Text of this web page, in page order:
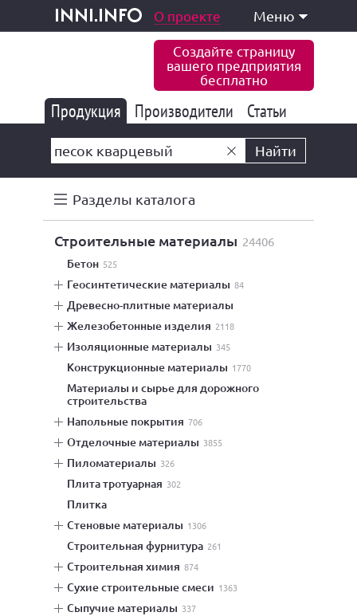
inni.info
и услуги О проекте Меню
Создайте страницу
вашего предприятия
бесплатно
Продукция 177 847
Производители 6 777
Статьи
Найти
Разделы каталога
строительные материалы 24406
бетон 525
геосинтетические материалы 84
древесно-плитные материалы
железобетонные изделия 2118
изоляционные материалы 345
конструкционные материалы 1770
материалы и сырье для дорожного
строительства
напольные покрытия 706
отделочные материалы 3855
пиломатериалы 326
плита тротуарная 302
плитка
стеновые материалы 1306
строительная фурнитура 261
строительная химия 874
сухие строительные смеси 1363
сыпучие материалы 337